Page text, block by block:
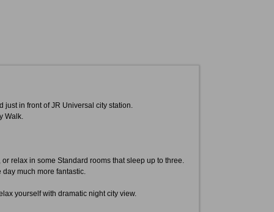
just in front of JR Universal city station.
Walk.
relax in some Standard rooms that sleep up to three.
much more fantastic.
yourself with dramatic night city view.